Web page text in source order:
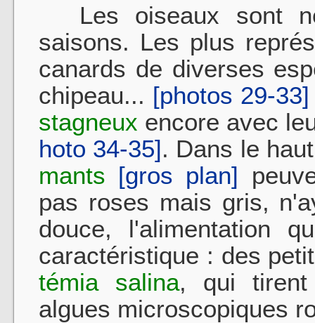
Les oiseaux sont
saisons. Les plus
canards de diverses
chipeau... [photos 29-33]
stagneux encore avec
hoto 34-35]. Dans le
mants [gros plan]
pas roses mais gris,
douce, l'alimentation
caractéristique : des
témia salina, qui tirent
algues microscopiques